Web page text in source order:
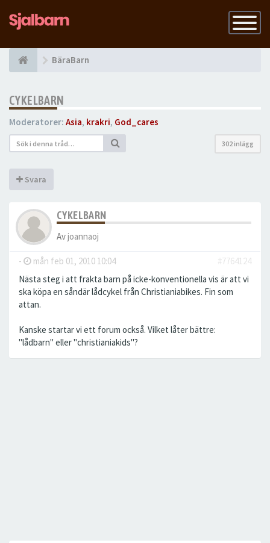
Slå
på
BäraBarn
CYKELBARN
Moderatorer: Asia, krakri, God_cares
302 inlägg
Svara
CYKELBARN
Avjoannaoj
- mån feb 01, 2010 10:04
#7764124
Nästa steg i att frakta barn på icke-konventionella vis är att vi
ska köpa en såndär lådcykel från Christianiabikes. Fin som
attan.
Kanske startar vi ett forum också. Vilket låter bättre:
"lådbarn" eller "christianiakids"?